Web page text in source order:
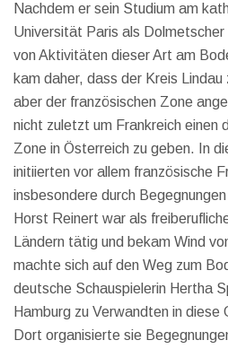
Nachdem er sein Studium am
Universität Paris als
von Aktivitäten dieser Art am
kam daher, dass der Kreis
aber der französischen Zone
nicht zuletzt um Frankreich einen
Zone in Österreich zu geben. In
initiierten vor allem französische
insbesondere durch
Horst Reinert war als
Ländern tätig und bekam Wind
machte sich auf den Weg zum
deutsche Schauspielerin Hertha
Hamburg zu Verwandten in diese
Dort organisierte sie